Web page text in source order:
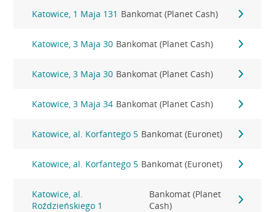
Katowice, 1 Maja 131 Bankomat (Planet Cash)
Katowice, 3 Maja 30 Bankomat (Planet Cash)
Katowice, 3 Maja 30 Bankomat (Planet Cash)
Katowice, 3 Maja 34 Bankomat (Planet Cash)
Katowice, al. Korfantego 5 Bankomat (Euronet)
Katowice, al. Korfantego 5 Bankomat (Euronet)
Katowice, al.
Roździeńskiego 1
Bankomat (Planet
Cash)